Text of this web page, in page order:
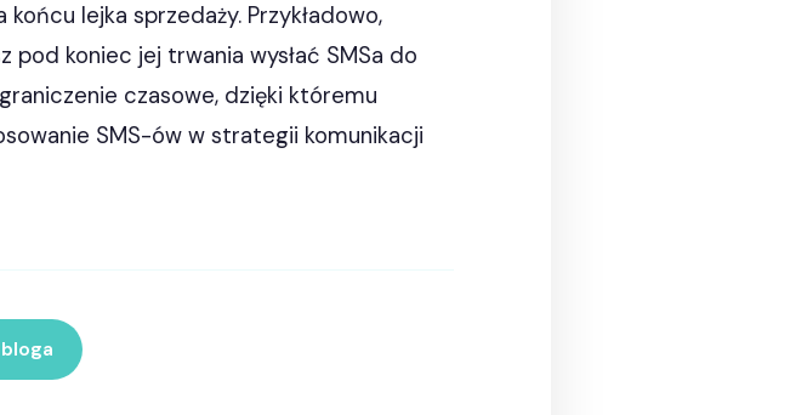
lejka sprzedaży. Przykładowo,
pod koniec jej trwania wysłać SMSa do
czasowe, dzięki któremu
SMS-ów w strategii komunikacji